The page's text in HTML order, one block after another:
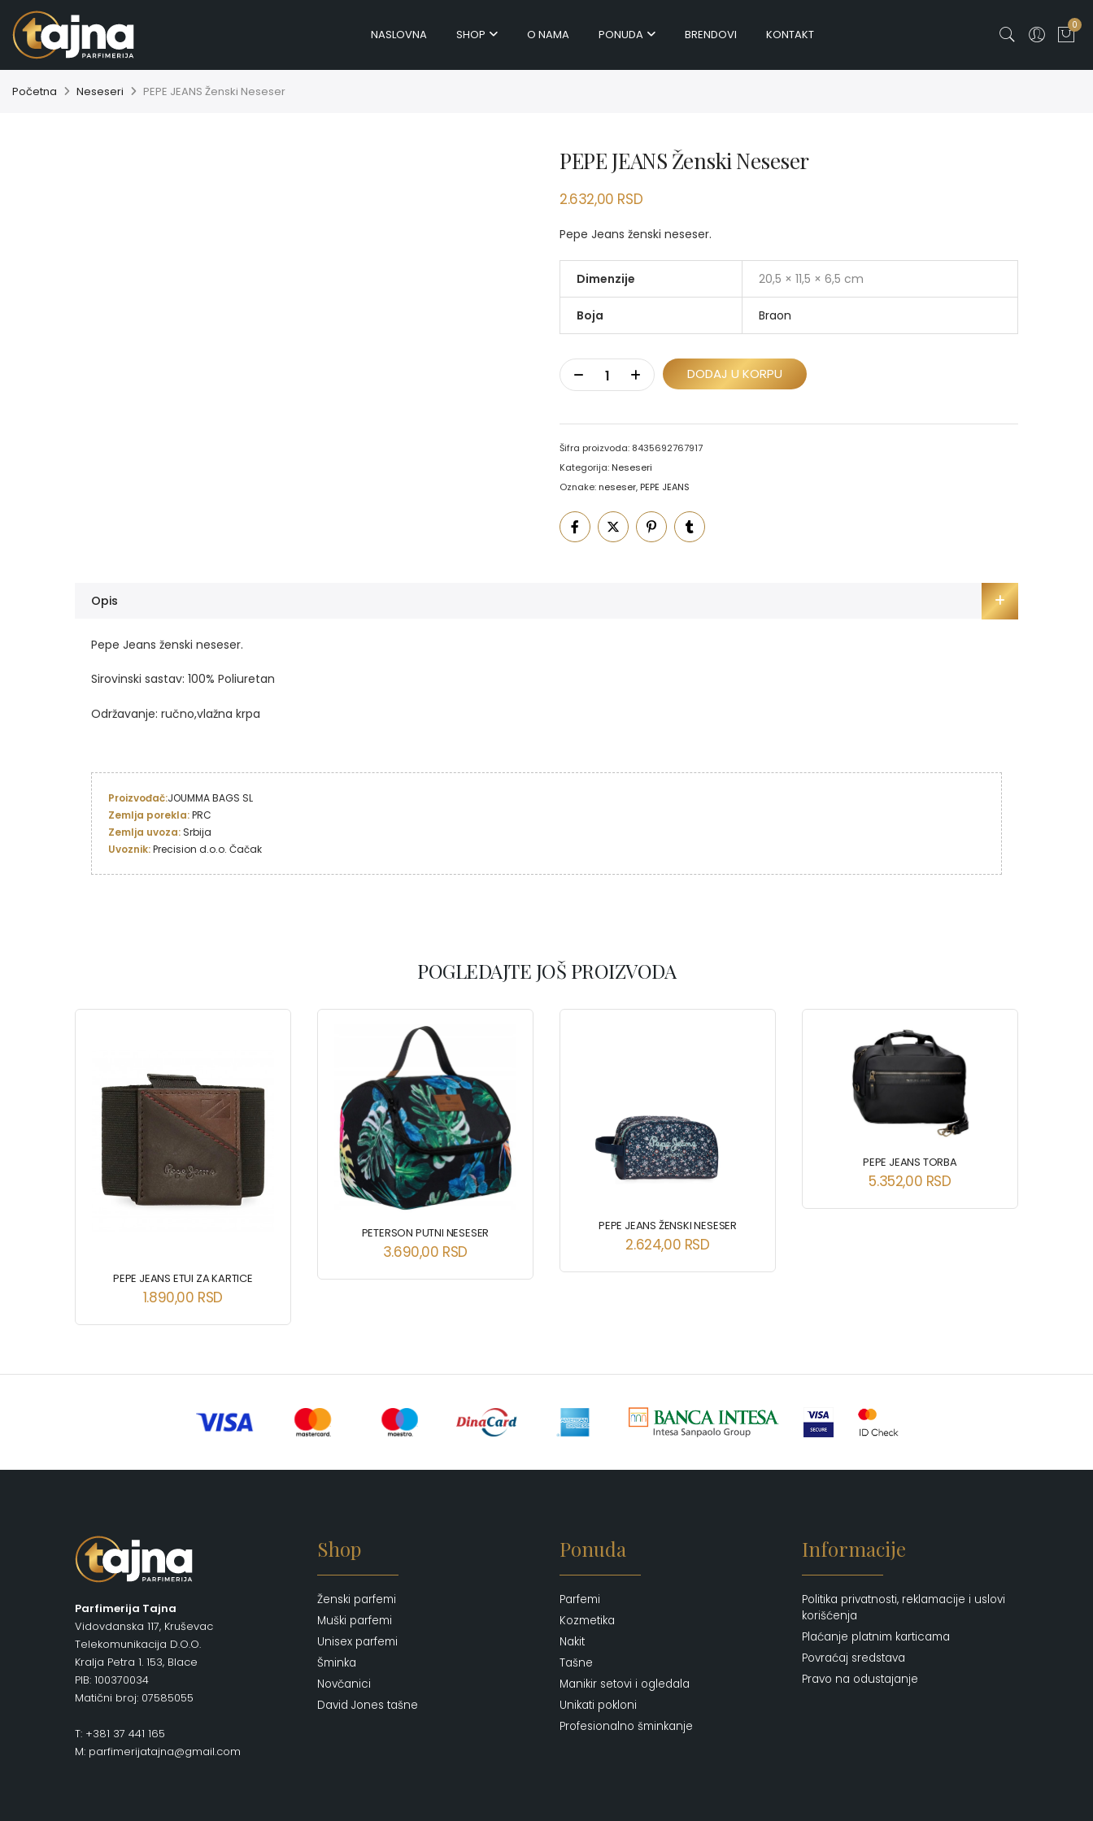
NASLOVNA SHOP O NAMA PONUDA BRENDOVI KONTAKT
0
Početna Neseseri PEPE JEANS Ženski Neseser
PEPE JEANS Ženski Neseser
2.632,00 RSD
Pepe Jeans ženski neseser.
Dimenzije 20,5 × 11,5 × 6,5 cm
Boja Braon
DODAJ U KORPU
Šifra proizvoda: 8435692767917
Kategorija: Neseseri
Oznake: neseser, PEPE JEANS
Opis
Pepe Jeans ženski neseser.
Sirovinski sastav: 100% Poliuretan
Održavanje: ručno,vlažna krpa
Proizvođač:
Zemlja porekla:
Zemlja uvoza:
Uvoznik: Precision d.o.o. Čačak
POGLEDAJTE JOŠ PROIZVODA
PEPE JEANS ETUI ZA KARTICE
1.890,00 RSD
PETERSON PUTNI NESESER
3.690,00 RSD
PEPE JEANS ŽENSKI NESESER
2.624,00 RSD
PEPE JEANS TORBA
5.352,00 RSD
Parfimerija Tajna
Vidovdanska 117, Kruševac
Telekomunikacija D.O.O.
Kralja Petra 1. 153, Blace
PIB: 100370034
Matični broj: 07585055
T: +381 37 441 165
M: parfimerijatajna@gmail.com
Shop
Ženski parfemi
Muški parfemi
Unisex parfemi
Šminka
Novčanici
David Jones tašne
Ponuda
Parfemi
Kozmetika
Nakit
Tašne
Manikir setovi i ogledala
Unikati pokloni
Profesionalno šminkanje
Informacije
Politika privatnosti, reklamacije i uslovi
korišćenja
Plaćanje platnim karticama
Povraćaj sredstava
Pravo na odustajanje